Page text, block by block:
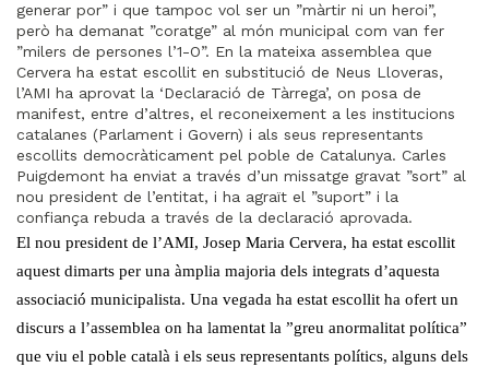
generar por” i que tampoc vol ser un ”màrtir ni un heroi”,
però ha demanat ”coratge” al món municipal com van fer
”milers de persones l’1-O”. En la mateixa assemblea que
Cervera ha estat escollit en substitució de Neus Lloveras,
l’AMI ha aprovat la ‘Declaració de Tàrrega’, on posa de
manifest, entre d’altres, el reconeixement a les institucions
catalanes (Parlament i Govern) i als seus representants
escollits democràticament pel poble de Catalunya. Carles
Puigdemont ha enviat a través d’un missatge gravat ”sort” al
nou president de l’entitat, i ha agraït el ”suport” i la
confiança rebuda a través de la declaració aprovada.
El nou president de l’AMI, Josep Maria Cervera, ha estat escollit
aquest dimarts per una àmplia majoria dels integrats d’aquesta
associació municipalista. Una vegada ha estat escollit ha ofert un
discurs a l’assemblea on ha lamentat la ”greu anormalitat política”
que viu el poble català i els seus representants polítics, alguns dels